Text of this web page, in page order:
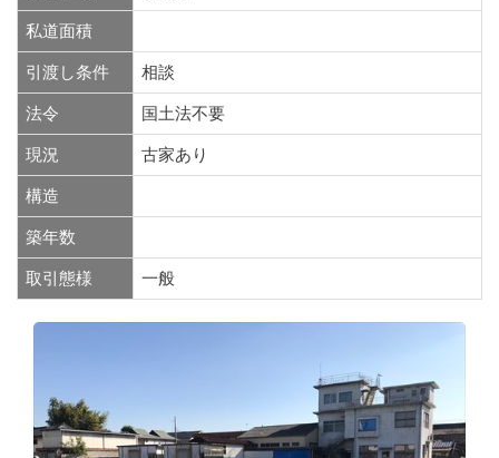
私道面積
引渡し条件 相談
法令 国土法不要
現況 古家あり
構造
築年数
取引態様 一般